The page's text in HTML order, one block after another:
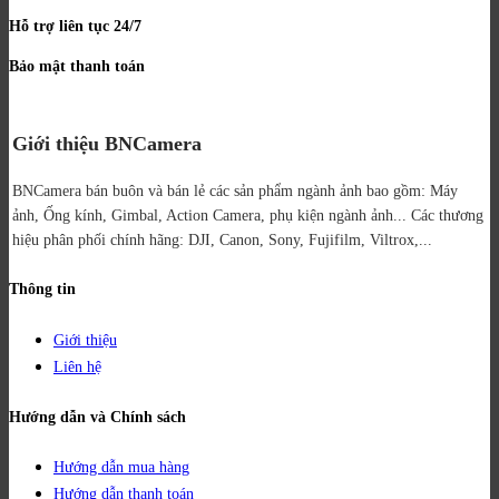
Hỗ trợ liên tục 24/7
Bảo mật thanh toán
Giới thiệu BNCamera
BNCamera bán buôn và bán lẻ các sản phẩm ngành ảnh bao gồm: Máy
ảnh, Ống kính, Gimbal, Action Camera, phụ kiện ngành ảnh...
Các thương
hiệu phân phối chính hãng: DJI, Canon, Sony, Fujifilm, Viltrox,...
Thông tin
Giới thiệu
Liên hệ
Hướng dẫn và Chính sách
Hướng dẫn mua hàng
Hướng dẫn thanh toán